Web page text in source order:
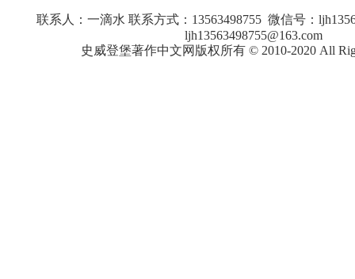
联系人：一滴水 联系方式：13563498755 微信号：
ljh13563498755@163.com
史威登堡著作中文网版权所有 © 2010-2020 All